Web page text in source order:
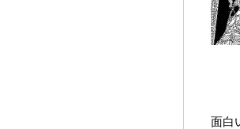
面白